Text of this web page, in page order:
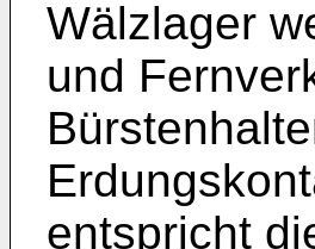
Wälzlager
und
entspricht